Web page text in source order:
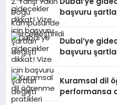
başvuru
Dubai’ye
başvuru
Kuramsal dil
performansa